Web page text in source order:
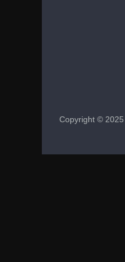
Copyright © 2025